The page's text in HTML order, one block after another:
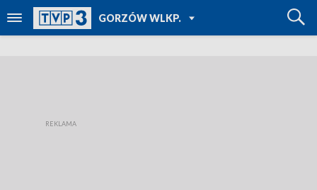
GORZÓW WLKP.
TVP REGIONY